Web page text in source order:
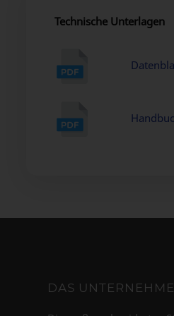
Technische Unterlagen
DAS